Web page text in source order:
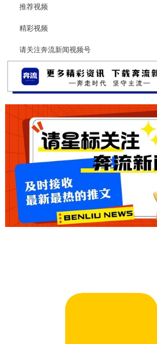
推荐视频
精彩视频
请关注奔流新闻视频号